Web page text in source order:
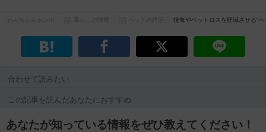
後悔やペットロスを軽減させる“
合わせて読みたい
この記事を読んだあなたにおすすめ
あなたが知っている情報をぜひ教えてください！